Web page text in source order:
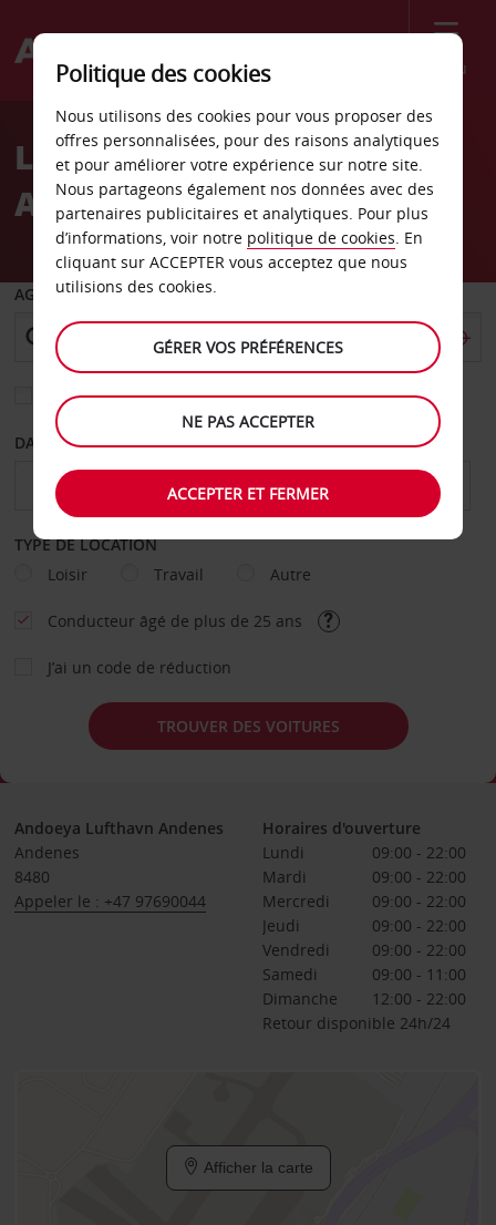
Menu
Welcome
AvisLocation de voiture
Aéroport d’Andenes
AGENCE DE DÉPART
Sélectionnez une autre agence de retour
DATE DE DÉPART DATE DE RETOUR
TYPE DE LOCATION
Loisir
Travail Autre
Conducteur âgé de plus de 25 ans
J’ai un code de réduction
TROUVER DES VOITURES
Andoeya Lufthavn Andenes
Andenes
8480
Appeler le : +47 97690044
Horaires d'ouverture
Lundi
09:00 - 22:00
Mardi
09:00 - 22:00
Mercredi
09:00 - 22:00
Jeudi
09:00 - 22:00
Vendredi
09:00 - 22:00
Samedi
09:00 - 11:00
Dimanche
12:00 - 22:00
Retour disponible 24h/24
Afficher la carte
Politique des cookies
Nous utilisons des cookies pour vous proposer des
offres personnalisées, pour des raisons analytiques
et pour améliorer votre expérience sur notre site.
Nous partageons également nos données avec des
partenaires publicitaires et analytiques. Pour plus
d’informations, voir notre politique de cookies. En
cliquant sur ACCEPTER vous acceptez que nous
utilisions des cookies.
GÉRER VOS PRÉFÉRENCES
NE PAS ACCEPTER
ACCEPTER ET FERMER